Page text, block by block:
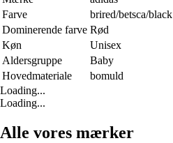
Farve
brired/betsca/black
Dominerende farve Rød
Køn
Unisex
Aldersgruppe
Baby
Hovedmateriale
bomuld
Loading...
Loading...
Alle vores mærker